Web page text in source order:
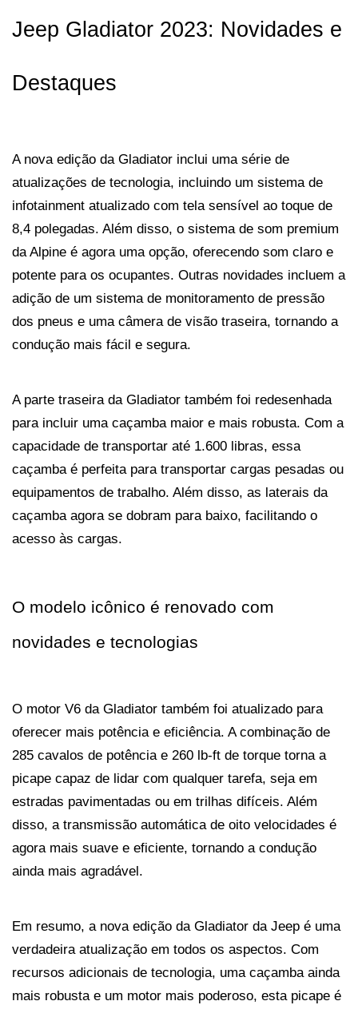
Jeep Gladiator 2023: Novidades e
Destaques
A nova edição da Gladiator inclui uma série de
atualizações de tecnologia, incluindo um sistema de
infotainment atualizado com tela sensível ao toque de
8,4 polegadas. Além disso, o sistema de som premium
da Alpine é agora uma opção, oferecendo som claro e
potente para os ocupantes. Outras novidades incluem a
adição de um sistema de monitoramento de pressão
dos pneus e uma câmera de visão traseira, tornando a
condução mais fácil e segura.
A parte traseira da Gladiator também foi redesenhada
para incluir uma caçamba maior e mais robusta. Com a
capacidade de transportar até 1.600 libras, essa
caçamba é perfeita para transportar cargas pesadas ou
equipamentos de trabalho. Além disso, as laterais da
caçamba agora se dobram para baixo, facilitando o
acesso às cargas.
O modelo icônico é renovado com
novidades e tecnologias
O motor V6 da Gladiator também foi atualizado para
oferecer mais potência e eficiência. A combinação de
285 cavalos de potência e 260 lb-ft de torque torna a
picape capaz de lidar com qualquer tarefa, seja em
estradas pavimentadas ou em trilhas difíceis. Além
disso, a transmissão automática de oito velocidades é
agora mais suave e eficiente, tornando a condução
ainda mais agradável.
Em resumo, a nova edição da Gladiator da Jeep é uma
verdadeira atualização em todos os aspectos. Com
recursos adicionais de tecnologia, uma caçamba ainda
mais robusta e um motor mais poderoso, esta picape é